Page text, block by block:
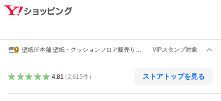
壁紙屋本舗 壁紙・クッションフロア販売サイ
VIPスタンプ対象
4.81（ 2,615件） ストアトップを見る